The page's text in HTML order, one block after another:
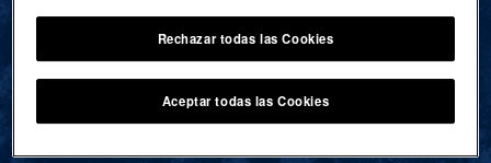
VOLVER AL INICIO
Rechazar todas las Cookies
Aceptar todas las Cookies